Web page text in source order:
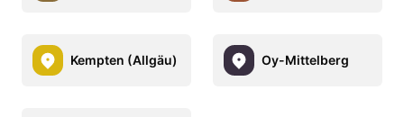
Kempten (Allgäu) Oy-Mittelberg